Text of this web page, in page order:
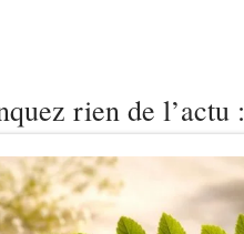
rien de l’actu :